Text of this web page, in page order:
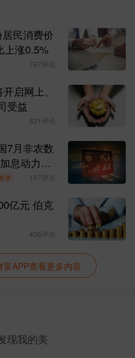
民消费价
上涨0.5%
767评论
启网上、
受益
821评论
7月非农数
息动力骤
享 197评论
亿元 伯克
406评论
富APP查看更多内容
现我的美